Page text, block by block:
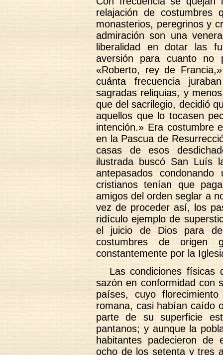
relajación de costumbres
monasterios, peregrinos y
admiración son una
liberalidad en dotar las
aversión para cuanto no
«Roberto, rey de
cuánta frecuencia
sagradas reliquias, y
que del sacrilegio, decidió
aquellos que lo tocasen
intención.» Era costumbre
en la Pascua de
casas de esos
ilustrada buscó San Luís
antepasados
cristianos tenían que
amigos del orden seglar a
vez de proceder así, los
ridículo ejemplo de
el juicio de Dios para
costumbres de origen
constantemente por la
Las condiciones físicas
sazón en conformidad con
países, cuyo
romana, casi habían caído
parte de su superficie
pantanos; y aunque la
habitantes padecieron de
ocho de los setenta y tres